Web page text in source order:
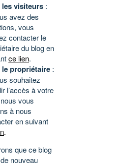
les visiteurs :
avez des
vous
contacter le
du blog en
ce lien.
le propriétaire :
souhaitez
l’accès à votre
vous
à nous
en suivant
.
que ce blog
nouveau